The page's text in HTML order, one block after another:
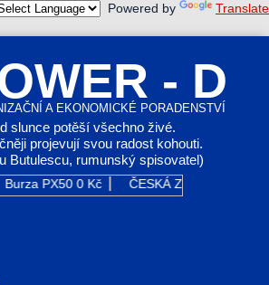
Powered by Translate
- D
A EKONOMICKÉ PORADENSTVÍ
slunce potěší všechno živé.
projevují svou radost kohouti.
Butulescu, rumunský spisovatel)
Burza PX50 0 Kč ČESKÁ ZBROJOVKA GR